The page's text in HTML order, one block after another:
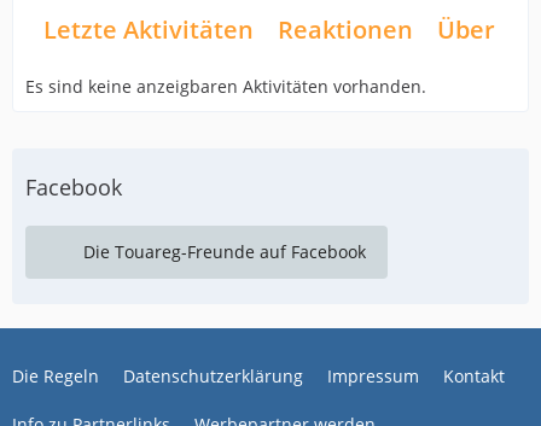
Letzte Aktivitäten Reaktionen Über
Es sind keine anzeigbaren Aktivitäten vorhanden.
Facebook
Die Touareg-Freunde auf Facebook
Die Regeln Datenschutzerklärung Impressum Kontakt